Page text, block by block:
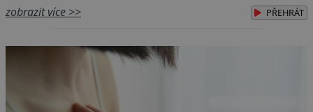
svého chytrého telefonu. Čich je úzce spojen s
odhalovat potenciální hrozby, jako jsou zkažené
potraviny, toxické látky – nebo nemoci. […]
zobrazit více >> PŘEHRÁT